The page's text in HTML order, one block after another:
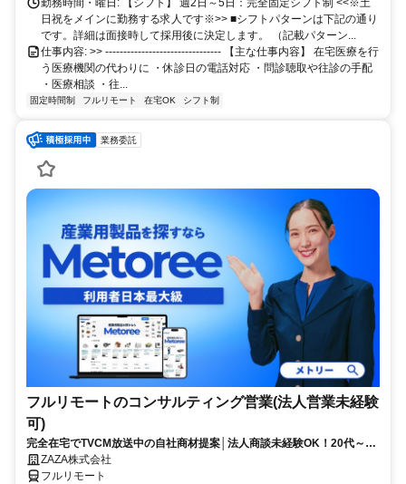
日祝をメインに勤務する求人です※>> ■シフトパターンは下記の通り
です。詳細は面接時して採用後に決定します。 （記載パターン...
仕事内容: >> -------------------------------- 【主な仕事内容】 在宅医療を行
う医療機関の代わりに ・休診日の電話対応 ・問診聴取や往診の手配
・医療相談 ・往...
固定時間制 フルリモート 在宅OK シフト制
業務委託
フルリモートのコンサルティング営業(法人営業未経験
可)
完全在宅でTVCM放送中の自社商材提案│法人商談未経験OK！20代～活
躍中◎顧客課題を解決する提案経験が積める環境
ZAZA株式会社
フルリモート